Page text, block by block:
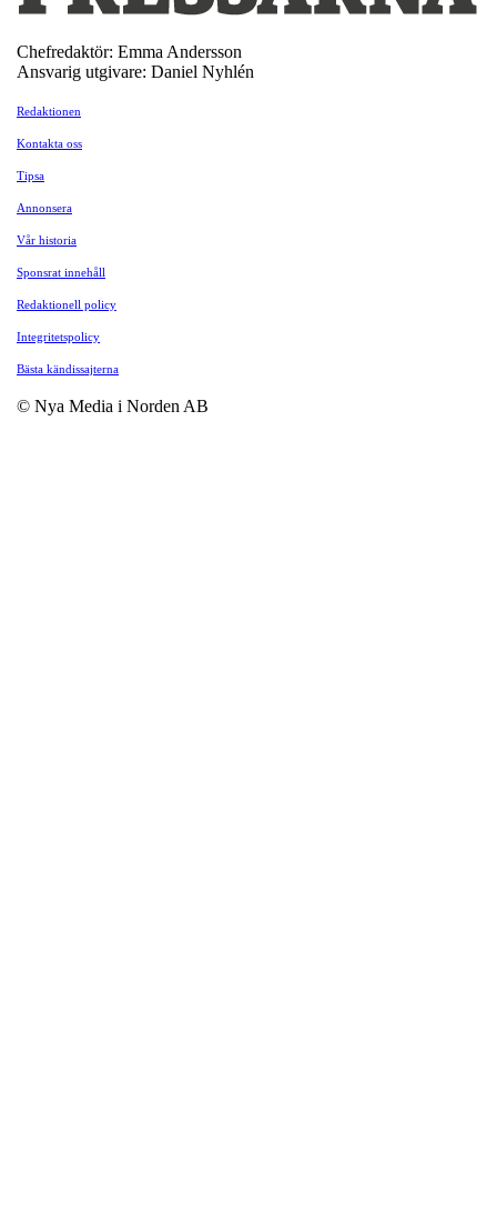
Chefredaktör: Emma Andersson
Ansvarig utgivare: Daniel Nyhlén
Redaktionen
Kontakta oss
Tipsa
Annonsera
Vår historia
Sponsrat innehåll
Redaktionell policy
Integritetspolicy
Bästa kändissajterna
© Nya Media i Norden AB